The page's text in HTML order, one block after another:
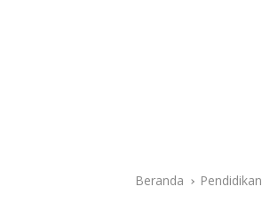
Beranda Pendidikan